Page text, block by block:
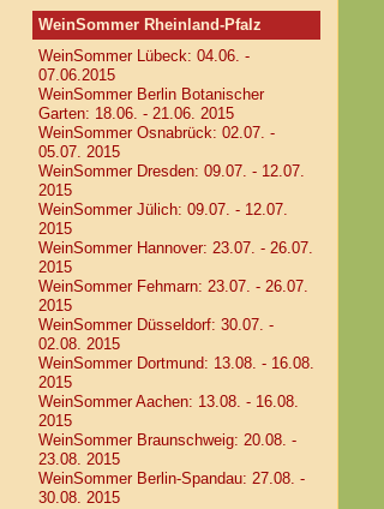
WeinSommer Rheinland-Pfalz
WeinSommer Lübeck: 04.06. -
07.06.2015
WeinSommer Berlin Botanischer
Garten: 18.06. - 21.06. 2015
WeinSommer Osnabrück: 02.07. -
05.07. 2015
WeinSommer Dresden: 09.07. - 12.07.
2015
WeinSommer Jülich: 09.07. - 12.07.
2015
WeinSommer Hannover: 23.07. - 26.07.
2015
WeinSommer Fehmarn: 23.07. - 26.07.
2015
WeinSommer Düsseldorf: 30.07. -
02.08. 2015
WeinSommer Dortmund: 13.08. - 16.08.
2015
WeinSommer Aachen: 13.08. - 16.08.
2015
WeinSommer Braunschweig: 20.08. -
23.08. 2015
WeinSommer Berlin-Spandau: 27.08. -
30.08. 2015